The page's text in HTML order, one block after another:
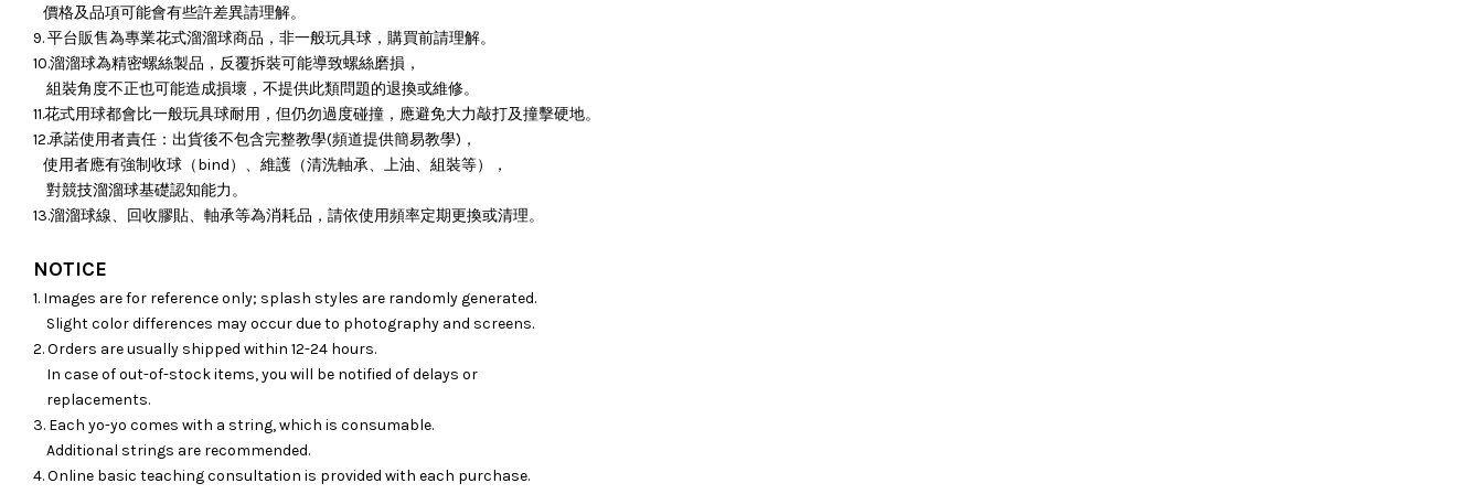
價格及品項可能會有些許差異請理解。
9. 平台販售為專業花式溜溜球商品，非一般玩具球，購買前請理解。
10.溜溜球為精密螺絲製品，反覆拆裝可能導致螺絲磨損，
組裝角度不正也可能造成損壞， 不提供此類問題的退換或維修。
11.花式用球都會比一般玩具球耐用，但仍勿過度碰撞，應避免大力敲打及撞擊硬地。
12.承諾使用者責任：出貨後不包含完整教學(頻道提供簡易教學)，
使用者應有強制收球（bind）、維護（清洗軸承、上油、組裝等），
對競技溜溜球基礎認知能力。
13.溜溜球線、回收膠貼、軸承等為消耗品，請依使用頻率定期更換或清理。
NOTICE
1. Images are for reference only; splash styles are randomly generated.
Slight color differences may occur due to photography and screens.
2. Orders are usually shipped within 12-24 hours.
In case of out-of-stock items, you will be notified of delays or
replacements.
3. Each yo-yo comes with a string, which is consumable.
Additional strings are recommended.
4. Online basic teaching consultation is provided with each purchase.